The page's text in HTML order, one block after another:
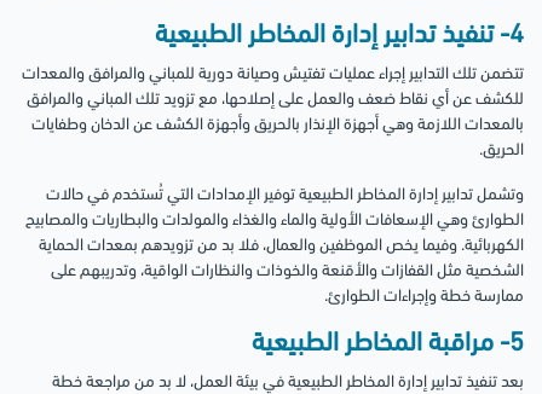
4- تنفيذ تدابير إدارة المخاطر الطبيعية
تتضمن تلك التدابير إجراء عمليات تفتيش وصيانة دورية للمباني والمرافق والمعدات
للكشف عن أي نقاط ضعف والعمل على إصلاحها، مع تزويد تلك المباني والمرافق
بالمعدات اللازمة وهي أجهزة الإنذار بالحريق وأجهزة الكشف عن الدخان وطفايات
الحريق.
وتشمل تدابير إدارة المخاطر الطبيعية توفير الإمدادات التي تُستخدم في حالات
الطوارئ وهي الإسعافات الأولية والماء والغذاء والمولدات والبطاريات والمصابيح
الكهربائية. وفيما يخص الموظفين والعمال، فلا بد من تزويدهم بمعدات الحماية
الشخصية مثل القفازات والأقنعة والخوذات والنظارات الواقية، وتدريبهم على
ممارسة خطة وإجراءات الطوارئ.
5- مراقبة المخاطر الطبيعية
بعد تنفيذ تدابير إدارة المخاطر الطبيعية في بيئة العمل، لا بد من مراجعة خطة